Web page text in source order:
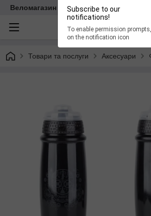
Subscribe to our
notifications!
To enable permission
on the notification icon
Веломагазин EasyBike
Товари та послуги Аксесуари